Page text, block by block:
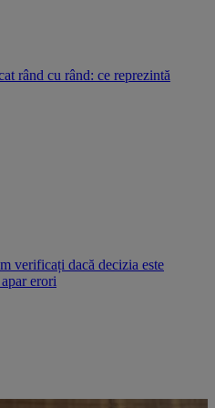
rând cu rând: ce reprezintă
verificați dacă decizia este
erori